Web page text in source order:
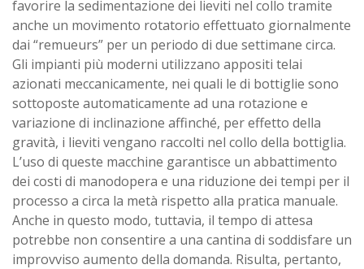
favorire la sedimentazione dei lieviti nel collo tramite
anche un movimento rotatorio effettuato giornalmente
dai “remueurs” per un periodo di due settimane circa.
Gli impianti più moderni utilizzano appositi telai
azionati meccanicamente, nei quali le di bottiglie sono
sottoposte automaticamente ad una rotazione e
variazione di inclinazione affinché, per effetto della
gravità, i lieviti vengano raccolti nel collo della bottiglia.
L’uso di queste macchine garantisce un abbattimento
dei costi di manodopera e una riduzione dei tempi per il
processo a circa la metà rispetto alla pratica manuale.
Anche in questo modo, tuttavia, il tempo di attesa
potrebbe non consentire a una cantina di soddisfare un
improvviso aumento della domanda. Risulta, pertanto,